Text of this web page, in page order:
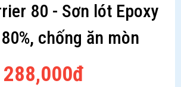
80 - Sơn lót Epoxy
chống ăn mòn
288,000đ